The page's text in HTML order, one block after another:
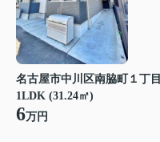
名古屋市中川区南脇町１丁目
1LDK (31.24㎡)
6万円